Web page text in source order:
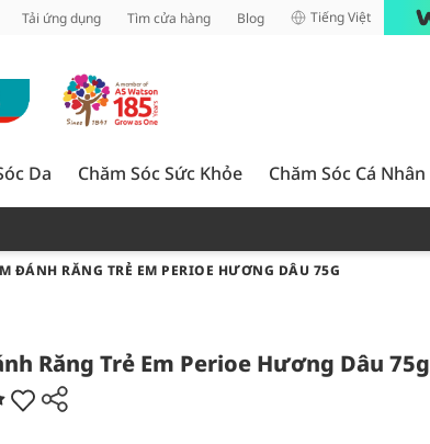
Tải ứng dụng Tìm cửa hàng Blog Tiếng Việt
Da Chăm Sóc Sức Khỏe Chăm Sóc Cá Nhân
ĐÁNH RĂNG TRẺ EM PERIOE HƯƠNG DÂU 75G
Răng Trẻ Em Perioe Hương Dâu 75g